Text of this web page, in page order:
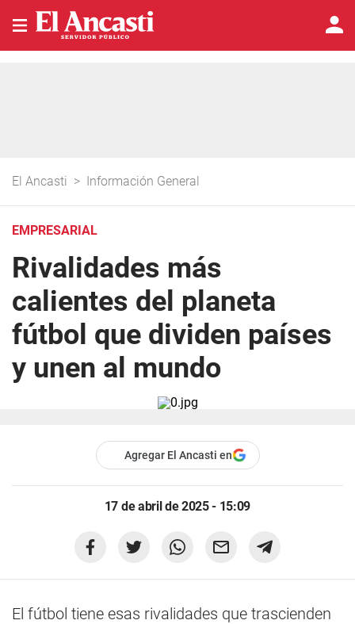
El Ancasti > Información General
EMPRESARIAL
Rivalidades más
calientes del planeta
fútbol que dividen países
y unen al mundo
Agregar El Ancasti en
17 de abril de 2025 - 15:09
El fútbol tiene esas rivalidades que trascienden